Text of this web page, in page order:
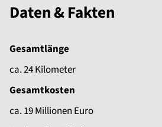
Daten & Fakten
Gesamtlänge
ca. 24 Kilometer
Gesamtkosten
ca. 19 Millionen Euro